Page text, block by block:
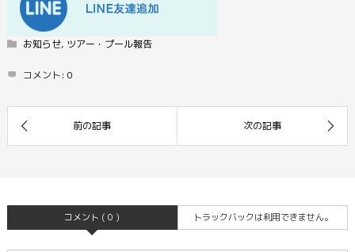
お知らせ, ツアー・プール報告
コメント: 0
コメント ( 0 ) トラックバックは利用できません。